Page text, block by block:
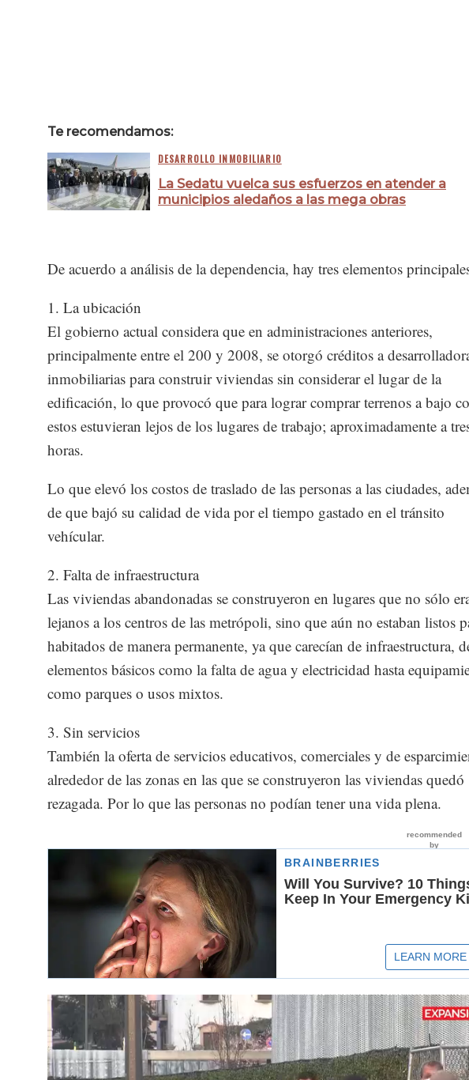
Te recomendamos:
DESARROLLO INMOBILIARIO
La Sedatu vuelca sus esfuerzos en atender a
municipios aledaños a las mega obras
De acuerdo a análisis de la dependencia, hay tres elementos
1. La ubicación
El gobierno actual considera que en administraciones anteriores,
principalmente entre el 200 y 2008, se otorgó créditos a
inmobiliarias para construir viviendas sin considerar el lugar de la
edificación, lo que provocó que para lograr comprar terrenos a bajo
estos estuvieran lejos de los lugares de trabajo; aproximadamente a
horas.
Lo que elevó los costos de traslado de las personas a las ciudades,
de que bajó su calidad de vida por el tiempo gastado en el tránsito
vehícular.
2. Falta de infraestructura
Las viviendas abandonadas se construyeron en lugares que no sólo
lejanos a los centros de las metrópoli, sino que aún no estaban listos
habitados de manera permanente, ya que carecían de infraestructura,
elementos básicos como la falta de agua y electricidad hasta
como parques o usos mixtos.
3. Sin servicios
También la oferta de servicios educativos, comerciales y de
alrededor de las zonas en las que se construyeron las viviendas quedó
rezagada. Por lo que las personas no podían tener una vida plena.